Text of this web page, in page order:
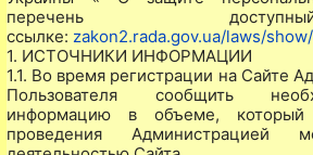
перечень
ссылке: zakon2.rada.gov.ua/laws/
1. ИСТОЧНИКИ ИНФОРМАЦИИ
1.1. Во время регистрации на Сайте
Пользователя сообщить
информацию в объеме,
проведения Администрацией